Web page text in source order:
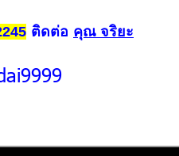
ติดต่อ คุณ จริยะ